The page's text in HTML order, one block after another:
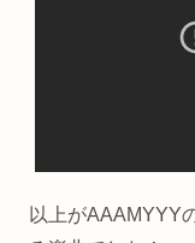
以上がAAAMYYY